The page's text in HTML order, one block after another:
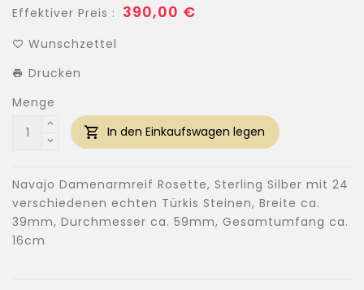
Effektiver Preis : Normaler
390,00 €
Wunschzettel
Drucken
Menge
In den Einkaufswagen legen
Navajo Damenarmreif Rosette, Sterling Silber mit 24
verschiedenen echten Türkis Steinen, Breite ca.
39mm, Durchmesser ca. 59mm, Gesamtumfang ca.
16cm